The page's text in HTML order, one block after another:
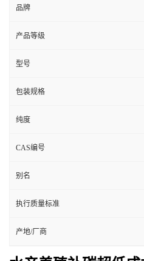
品牌
产品等级
型号
包装规格
纯度
CAS编号
别名
执行质量标准
产地/厂商